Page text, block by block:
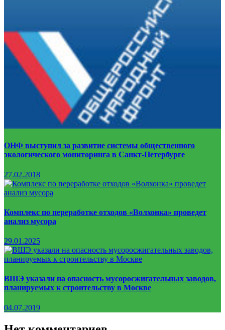
ОНФ выступил за развитие системы общественного
экологического мониторинга в Санкт-Петербурге
27.02.2018
Комплекс по переработке отходов «Волхонка» проведет
анализ мусора
29.01.2025
ВШЭ указали на опасность мусоросжигательных заводов,
планируемых к строительству в Москве
04.07.2019